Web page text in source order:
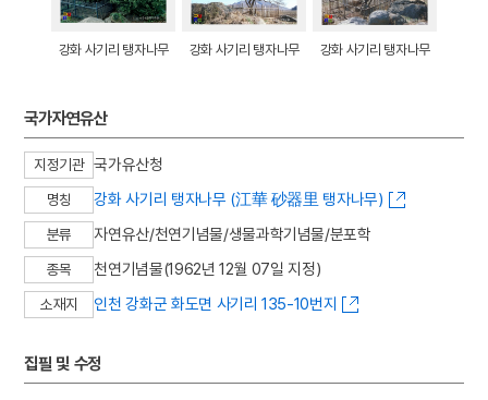
강화 사기리 탱자나무 강화 사기리 탱자나무 강화 사기리 탱자나무
국가자연유산
지정기관 국가유산청
명칭 강화 사기리 탱자나무 (江華 砂器里 탱자나무)
분류 자연유산/천연기념물/생물과학기념물/분포학
종목 천연기념물(1962년 12월 07일 지정)
소재지 인천 강화군 화도면 사기리 135-10번지
집필 및 수정